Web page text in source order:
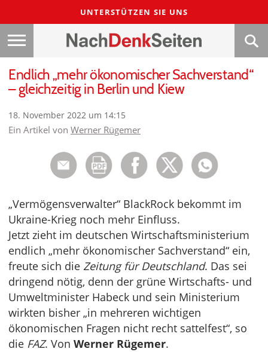
UNTERSTÜTZEN SIE UNS
Endlich „mehr ökonomischer Sachverstand“
– gleichzeitig in Berlin und Kiew
18. November 2022 um 14:15
Ein Artikel von Werner Rügemer
„Vermögensverwalter“ BlackRock bekommt im
Ukraine-Krieg noch mehr Einfluss.
Jetzt zieht im deutschen Wirtschaftsministerium
endlich „mehr ökonomischer Sachverstand“ ein,
freute sich die Zeitung für Deutschland. Das sei
dringend nötig, denn der grüne Wirtschafts- und
Umweltminister Habeck und sein Ministerium
wirkten bisher „in mehreren wichtigen
ökonomischen Fragen nicht recht sattelfest“, so
die FAZ. Von Werner Rügemer.